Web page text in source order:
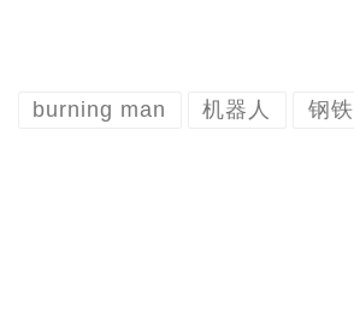
burning man 机器人 钢铁